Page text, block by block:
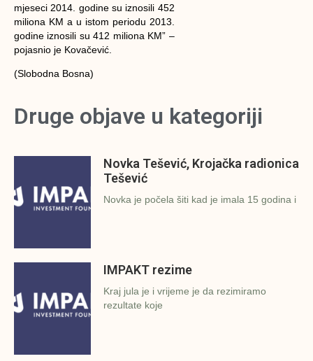
mjeseci 2014. godine su iznosili 452
miliona KM a u istom periodu 2013.
godine iznosili su 412 miliona KM” –
pojasnio je Kovačević.
(Slobodna Bosna)
Druge objave u kategoriji
Novka Tešević, Krojačka radionica
Tešević
Novka je počela šiti kad je imala 15 godina i
IMPAKT rezime
Kraj jula je i vrijeme je da rezimiramo
rezultate koje